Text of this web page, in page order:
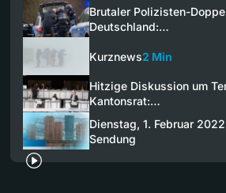
Brutaler Polizisten-
Deutschland:…
Kurznews2 Min
Hitzige Diskussion um
Kantonsrat:…
Dienstag, 1. Februar
Sendung